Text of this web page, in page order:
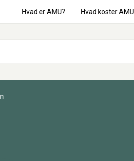
Hvad er AMU? Hvad koster